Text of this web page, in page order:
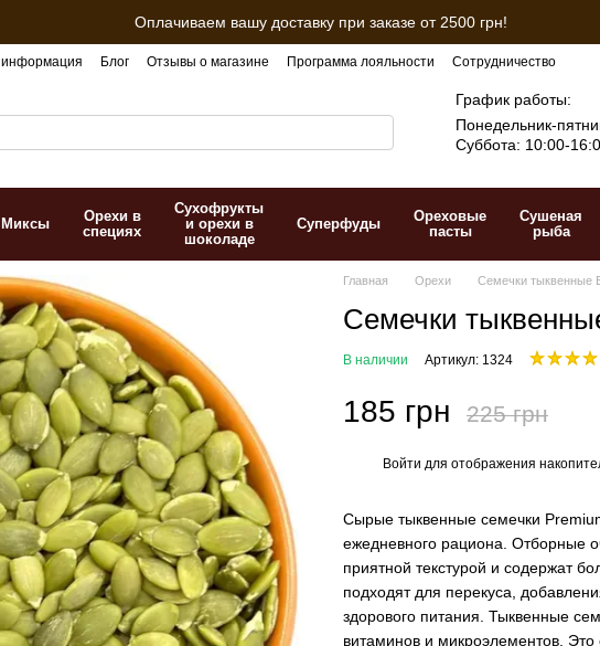
Оплачиваем вашу доставку при заказе от 2500 грн!
информация Блог Отзывы о магазине Программа лояльности Сотрудничество
График работы:
Понедельник-
Суббота: 10:00-
Миксы
Орехи в
специях
Сухофрукты
и орехи в
шоколаде
Суперфуды
Ореховые
пасты
Сушеная
рыба
Главная Орехи Семечки тыквенные
Семечки
В наличии Артикул: 1324
185 грн 225 грн
Войти для отображения
Сырые тыквенные семечки
ежедневного рациона. Отборные
приятной текстурой и содержат
подходят для перекуса,
здорового питания. Тыквенные
витаминов и микроэлементов.